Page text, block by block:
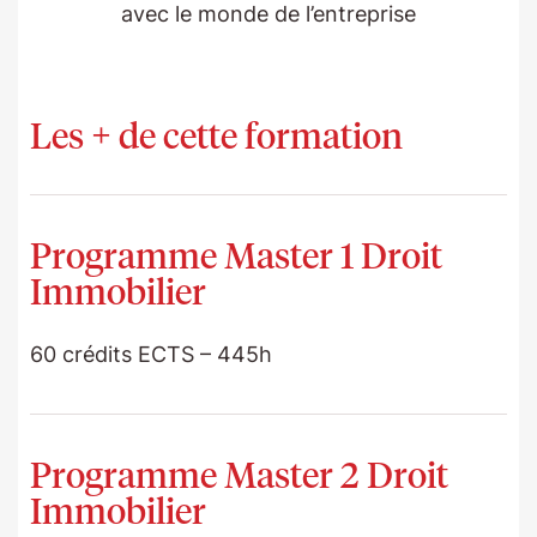
avec le monde de l’entreprise
Les + de cette formation
La pédagogie
Une approche globale et structurée du droit
immobilier
universitaires spécialistes et des praticiens
urbanistes…), permettant un équilibre entre
théorie et
Programme Master 1 Droit
Immobilier
60 crédits ECTS – 445h
UNITE FONDAMENTALE
Programme Master 2 Droit
Immobilier